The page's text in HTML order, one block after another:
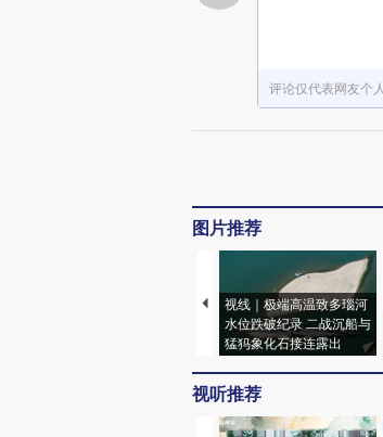
评论仅代表网友个
图片推荐
视线｜极端高温致多瑙河
水位跌破纪录 二战沉船与
猛犸象化石接连露出
视听推荐